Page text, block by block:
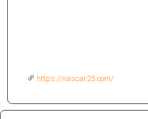
https://nascar25.com/